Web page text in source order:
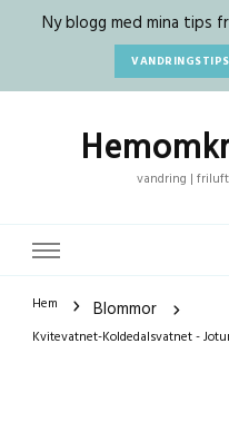
Ny blogg med mina tips
vandring |
Hem Blommor
Kvitevatnet-Koldedalsvatnet -